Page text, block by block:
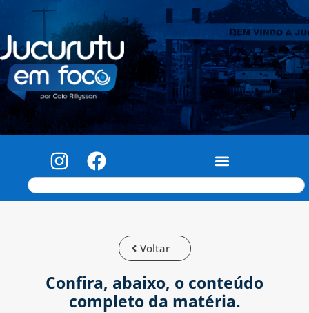
Voltar
Confira, abaixo, o conteúdo
completo da matéria.